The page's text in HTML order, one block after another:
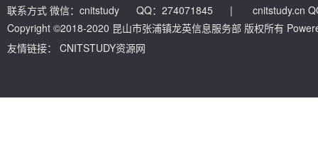
联系方式 微信：cnitstudy QQ：274071845
|
cnitstudy.cn
Copyright ©2018-2020 昆山市张浦镇龙英信息服务部 版权所有
友情链接：
CNITSTUDY资源网